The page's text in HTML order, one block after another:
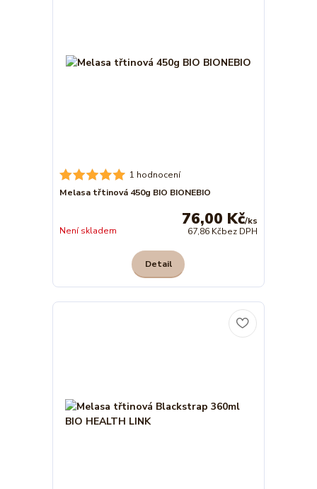
1 hodnocení
Melasa třtinová 450g BIO BIONEBIO
76,00 Kč/ks
67,86 Kčbez DPH
Není skladem
Detail